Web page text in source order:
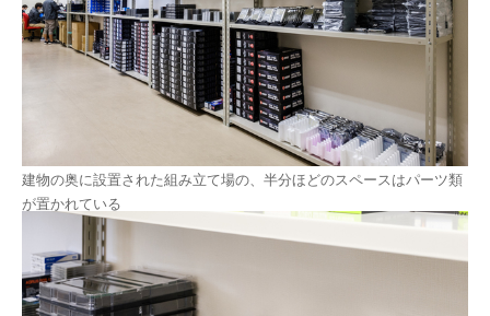
建物の奥に設置された組み立て場の、半分ほどのスペースはパーツ類
が置かれている